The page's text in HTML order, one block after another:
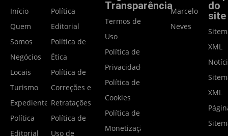
Início
Quem
Somos
Negócios
Locais
Turismo
Expediente
Política
Editorial
Política
Editorial
Política de
Ética
Política de
Correções e
Retratações
Política de
Uso de
Transparência
Termos de
Uso
Política de
Privacidade
Política de
Cookies
Política de
Monetização
Marcelo
Neves
do
site
XML
XML